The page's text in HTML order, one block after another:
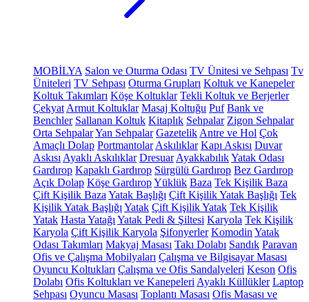
MOBİLYA Salon ve Oturma Odası TV Ünitesi ve Sehpası Tv
Üniteleri TV Sehpası Oturma Grupları Koltuk ve Kanepeler
Koltuk Takımları Köşe Koltuklar Tekli Koltuk ve Berjerler
Çekyat Armut Koltuklar Masaj Koltuğu Puf Bank ve
Benchler Sallanan Koltuk Kitaplık Sehpalar Zigon Sehpalar
Orta SehpalarYan Sehpalar Gazetelik Antre ve Hol Çok
Amaçlı Dolap Portmantolar Askılıklar Kapı Askısı Duvar
Askısı Ayaklı Askılıklar Dresuar AyakkabılıkYatak Odası
Gardırop Kapaklı Gardırop Sürgülü Gardırop Bez Gardırop
Açık Dolap Köşe GardıropYüklük Baza Tek Kişilik Baza
Çift Kişilik Baza Yatak Başlığı Çift Kişilik Yatak Başlığı Tek
Kişilik Yatak Başlığı Yatak Çift Kişilik Yatak Tek Kişilik
Yatak Hasta Yatağı Yatak Pedi & Şiltesi Karyola Tek Kişilik
Karyola Çift Kişilik Karyola Şifonyerler Komodin Yatak
Odası Takımları Makyaj Masası Takı Dolabı Sandık Paravan
Ofis ve Çalışma Mobilyaları Çalışma ve Bilgisayar Masası
Oyuncu Koltukları Çalışma ve Ofis Sandalyeleri Keson Ofis
Dolabı Ofis Koltukları ve Kanepeleri Ayaklı Küllükler Laptop
Sehpası Oyuncu Masası Toplantı Masası Ofis Masası ve